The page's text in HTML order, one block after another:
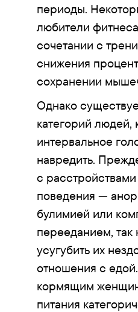
периоды.
любители
сочетании с
снижения
сохранении
Однако
категорий людей,
интервальное
навредить.
с
поведения —
булимией или
перееданием, так
усугубить их
отношения с
кормящим
питания